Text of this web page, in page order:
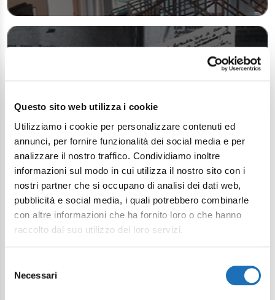
Questo sito web utilizza i cookie
Utilizziamo i cookie per personalizzare contenuti ed
annunci, per fornire funzionalità dei social media e per
analizzare il nostro traffico. Condividiamo inoltre
informazioni sul modo in cui utilizza il nostro sito con i
nostri partner che si occupano di analisi dei dati web,
pubblicità e social media, i quali potrebbero combinarle
con altre informazioni che ha fornito loro o che hanno
raccolto dal suo utilizzo dei loro servizi.
delNecessari